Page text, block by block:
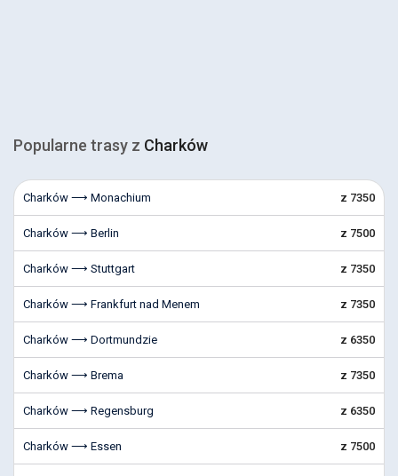
Popularne trasy z Charków
Charków ⟶ Monachium z 7350
Charków ⟶ Berlin z 7500
Charków ⟶ Stuttgart z 7350
Charków ⟶ Frankfurt nad Menem z 7350
Charków ⟶ Dortmundzie z 6350
Charków ⟶ Brema z 7350
Charków ⟶ Regensburg z 6350
Charków ⟶ Essen z 7500